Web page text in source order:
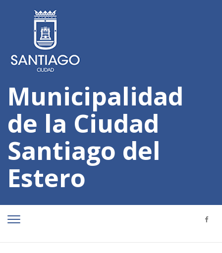
Municipalidad
de la Ciudad
Santiago del
Estero